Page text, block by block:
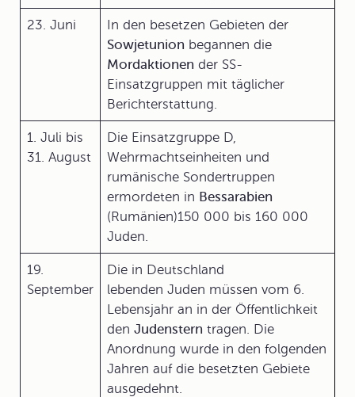
23. Juni
In den besetzen Gebieten der
Sowjetunion begannen die
Mordaktionen der SS-
Einsatzgruppen mit täglicher
Berichterstattung.
1. Juli bis
31. August
Die Einsatzgruppe D,
Wehrmachtseinheiten und
rumänische Sondertruppen
ermordeten in Bessarabien
(Rumänien)150 000 bis 160 000
Juden.
19.
September
Die in Deutschland
lebenden Juden müssen vom 6.
Lebensjahr an in der Öffentlichkeit
den Judenstern tragen. Die
Anordnung wurde in den folgenden
Jahren auf die besetzten Gebiete
ausgedehnt.